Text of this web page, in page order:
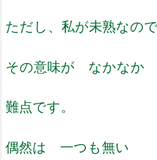
ただし、私が未熟なの
その意味が なかなか
難点です。
偶然は 一つも無い